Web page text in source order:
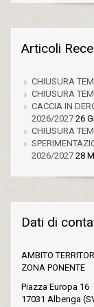
Articoli
CHIUSURA
CHIUSURA
CACCIA IN
2026/2027 26
CHIUSURA
2026/2027 28
Dati di
AMBITO
ZONA PONENTE
Piazza Europa 16
17031 Albenga